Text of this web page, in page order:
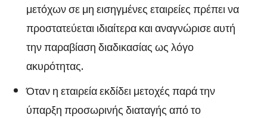
μετόχων σε μη εισηγμένες εταιρείες πρέπει να
προστατεύεται ιδιαίτερα και αναγνώρισε αυτή
την παραβίαση διαδικασίας ως λόγο
ακυρότητας.
Όταν η εταιρεία εκδίδει μετοχές παρά την
ύπαρξη προσωρινής διαταγής από το